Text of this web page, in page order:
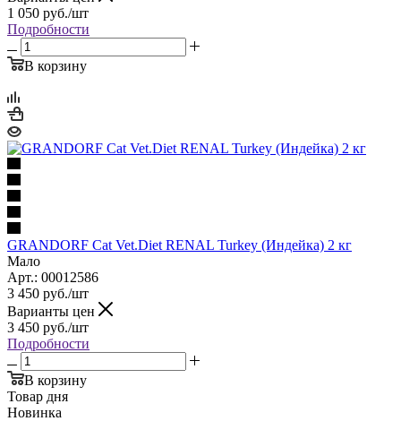
1 050 руб./шт
Подробности
В корзину
GRANDORF Cat Vet.Diet RENAL Turkey (Индейка) 2 кг
Мало
Арт.: 00012586
3 450 руб./шт
Варианты цен
3 450 руб./шт
Подробности
В корзину
Товар дня
Новинка